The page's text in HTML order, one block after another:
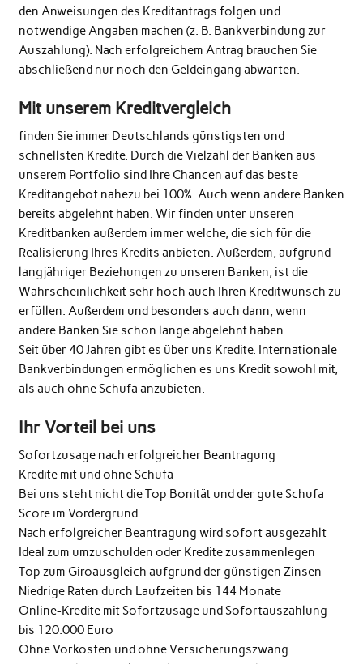
den Anweisungen des Kreditantrags folgen und
notwendige Angaben machen (z. B. Bankverbindung zur
Auszahlung). Nach erfolgreichem Antrag brauchen Sie
abschließend nur noch den Geldeingang abwarten.
Mit unserem Kreditvergleich
finden Sie immer Deutschlands günstigsten und
schnellsten Kredite. Durch die Vielzahl der Banken aus
unserem Portfolio sind Ihre Chancen auf das beste
Kreditangebot nahezu bei 100%. Auch wenn andere Banken
bereits abgelehnt haben. Wir finden unter unseren
Kreditbanken außerdem immer welche, die sich für die
Realisierung Ihres Kredits anbieten. Außerdem, aufgrund
langjähriger Beziehungen zu unseren Banken, ist die
Wahrscheinlichkeit sehr hoch auch Ihren Kreditwunsch zu
erfüllen. Außerdem und besonders auch dann, wenn
andere Banken Sie schon lange abgelehnt haben.
Seit über 40 Jahren gibt es über uns Kredite. Internationale
Bankverbindungen ermöglichen es uns Kredit sowohl mit,
als auch ohne Schufa anzubieten.
Ihr Vorteil bei uns
Sofortzusage nach erfolgreicher Beantragung
Kredite mit und ohne Schufa
Bei uns steht nicht die Top Bonität und der gute Schufa
Score im Vordergrund
Nach erfolgreicher Beantragung wird sofort ausgezahlt
Ideal zum umzuschulden oder Kredite zusammenlegen
Top zum Giroausgleich aufgrund der günstigen Zinsen
Niedrige Raten durch Laufzeiten bis 144 Monate
Online-Kredite mit Sofortzusage und Sofortauszahlung
bis 120.000 Euro
Ohne Vorkosten und ohne Versicherungszwang